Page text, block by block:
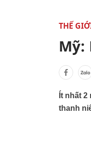
THẾ
Mỹ:
Ít nhất
thanh